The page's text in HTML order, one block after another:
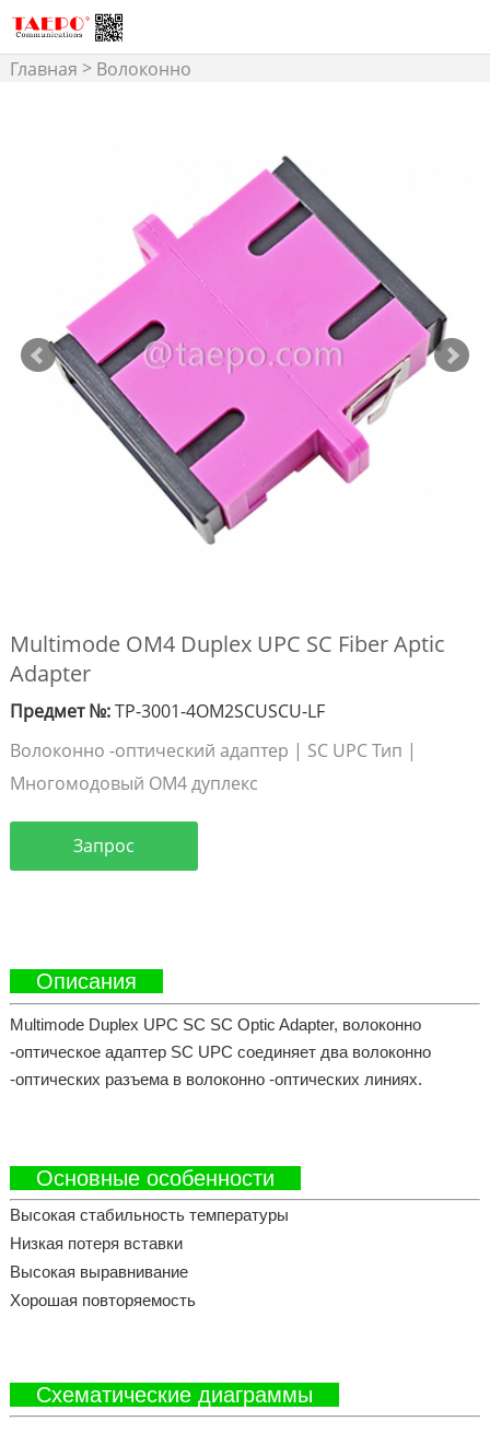
Главная > Волоконно
Multimode OM4 Duplex UPC SC Fiber Aptic
Adapter
Предмет №:TP-3001-4OM2SCUSCU-LF
Волоконно -оптический адаптер | SC UPC Тип |
Многомодовый OM4 дуплекс
Запрос
Описания
Multimode Duplex UPC SC SC Optic Adapter, волоконно
-оптическое адаптер SC UPC соединяет два волоконно
-оптических разъема в волоконно -оптических линиях.
Основные особенности
Высокая стабильность температуры
Низкая потеря вставки
Высокая выравнивание
Хорошая повторяемость
Схематические диаграммы